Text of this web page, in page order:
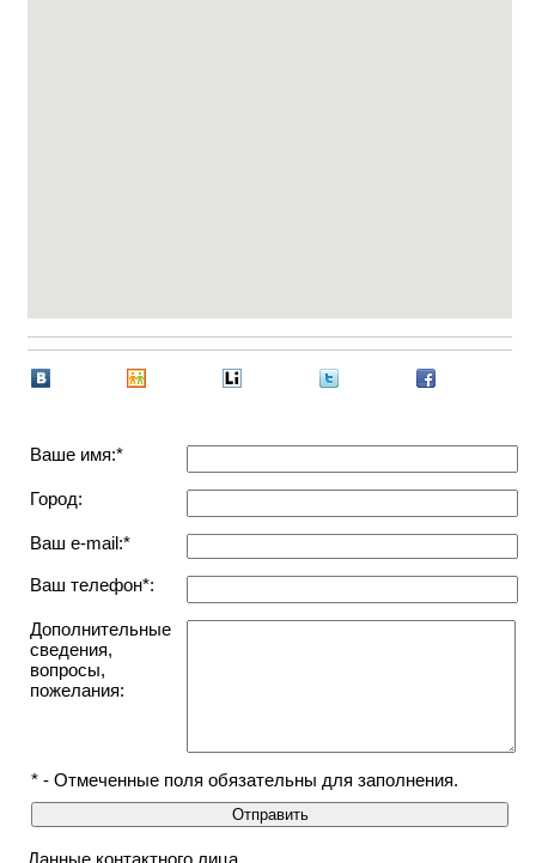
Ваше имя:*
Город:
Ваш e-mail:*
Ваш телефон*:
Дополнительные
сведения,
вопросы,
пожелания:
* - Отмеченные поля обязательны для заполнения.
Данные контактного лица